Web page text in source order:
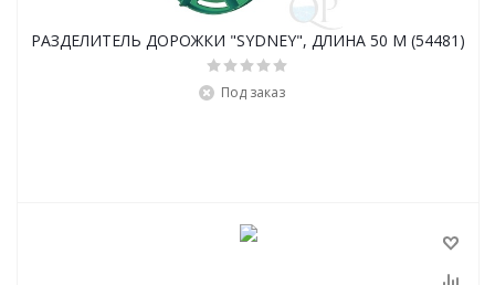
РАЗДЕЛИТЕЛЬ ДОРОЖКИ "SYDNEY", ДЛИНА 50 М (54481)
Под заказ